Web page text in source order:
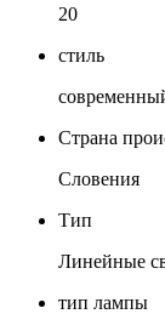
20
стиль
Страна
Словения
Тип
Линейные
тип лампы